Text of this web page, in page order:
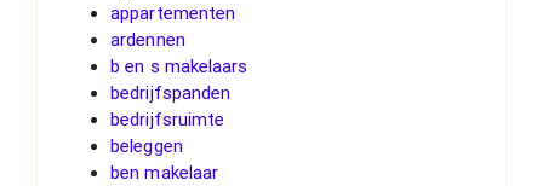
appartementen
ardennen
b en s makelaars
bedrijfspanden
bedrijfsruimte
beleggen
ben makelaar